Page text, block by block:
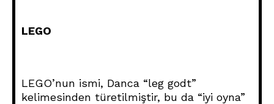
LEGO
LEGO’nun ismi, Danca “leg godt”
kelimesinden türetilmiştir, bu da “iyi oyna”